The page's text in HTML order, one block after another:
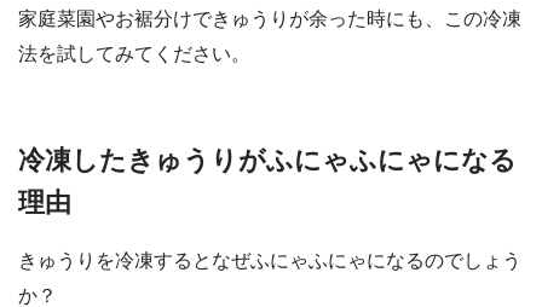
家庭菜園やお裾分けできゅうりが余った時にも、この冷凍
法を試してみてください。
​冷凍したきゅうりがふにゃふにゃになる
理由
きゅうりを冷凍するとなぜふにゃふにゃになるのでしょう
か？